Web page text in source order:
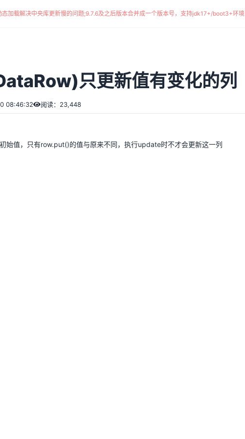
加载解决中央库更新慢的问题;9.7.6及之后版本合并成一个版本号，支持jdk17+/boot3+环境
只更新值有变化的列
08:46:32 阅读：23,448
始值，只有row.put()的值与原来不同，执行update时不才会更新这一列